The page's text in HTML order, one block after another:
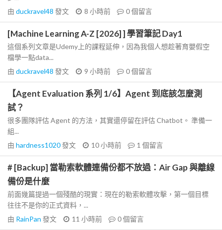
由 duckravel48 發文 8 小時前 0個留言
[Machine Learning A-Z [2026] ] 學習筆記 Day1
這個系列文章是Udemy上的課程延伸，因為我個人想趁著育嬰假空
檔學一點data...
由 duckravel48 發文 9 小時前 0個留言
【Agent Evaluation 系列 1/6】Agent 到底該怎麼測
試？
很多團隊評估 Agent 的方法，其實還停留在評估 Chatbot。 準備一
組...
由 hardness1020發文 10 小時前 1 個留言
# [Backup] 當勒索軟體連備份都不放過：Air Gap 與離線
備份是什麼
前面幾篇提過一個殘酷的現實：現在的勒索軟體攻擊，第一個目標
往往不是你的正式資料，...
由 RainPan 發文 11 小時前 0個留言